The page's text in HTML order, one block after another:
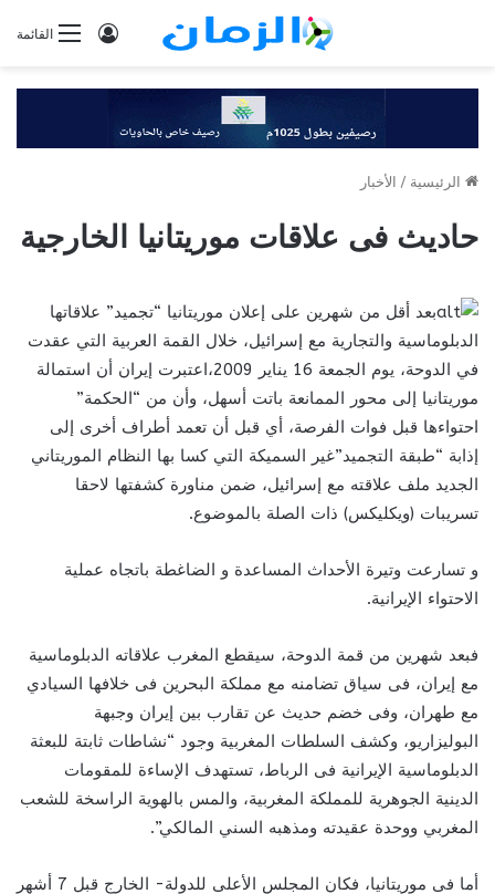
القائمةتسجيل
الرئيسية / الأخبار
حاديث فى علاقات موريتانيا الخارجية
بعد أقل من شهرين على إعلان موريتانيا “تجميد” علاقاتها
الدبلوماسية والتجارية مع إسرائيل، خلال القمة العربية التي عقدت
في الدوحة، يوم الجمعة 16 يناير 2009،اعتبرت إيران أن استمالة
موريتانيا إلى محور الممانعة باتت أسهل، وأن من “الحكمة”
احتواءها قبل فوات الفرصة، أي قبل أن تعمد أطراف أخرى إلى
إذابة “طبقة التجميد”غير السميكة التي كسا بها النظام الموريتاني
الجديد ملف علاقته مع إسرائيل، ضمن مناورة كشفتها لاحقا
تسريبات (ويكليكس) ذات الصلة بالموضوع.
و تسارعت وتيرة الأحداث المساعدة و الضاغطة باتجاه عملية
الاحتواء الإيرانية.
فبعد شهرين من قمة الدوحة، سيقطع المغرب علاقاته الدبلوماسية
مع إيران، فى سياق تضامنه مع مملكة البحرين فى خلافها السيادي
مع طهران، وفى خضم حديث عن تقارب بين إيران وجبهة
البوليزاريو، وكشف السلطات المغربية وجود “نشاطات ثابتة للبعثة
الدبلوماسية الإيرانية فى الرباط، تستهدف الإساءة للمقومات
الدينية الجوهرية للمملكة المغربية، والمس بالهوية الراسخة للشعب
المغربي ووحدة عقيدته ومذهبه السني المالكي”.
أما فى موريتانيا، فكان المجلس الأعلى للدولة- الخارج قبل 7 أشهر